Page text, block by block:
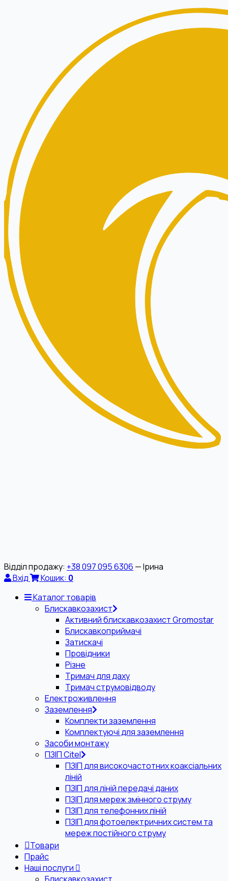
Відділ продажу: +38 097 095 6306 — Ірина
Вхід
Кошик: 0
Каталог товарів
Блискавкозахист
Активний блискавкозахист Gromostar
Блискавкоприймачі
Затискачі
Провідники
Різне
Тримач для даху
Тримач струмовідводу
Електроживлення
Заземлення
Комплекти заземлення
Комплектуючі для заземлення
Засоби монтажу
ПЗІП Citel
ПЗІП для високочастотних коаксіальних
ліній
ПЗІП для ліній передачі даних
ПЗІП для мереж змінного струму
ПЗІП для телефонних ліній
ПЗІП для фотоелектричних систем та
мереж постійного струму
Товари
Прайс
Наші послуги